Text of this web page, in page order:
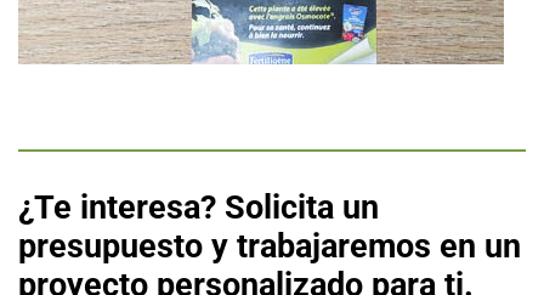
¿Te interesa? Solicita un
presupuesto y trabajaremos en un
proyecto personalizado para ti.